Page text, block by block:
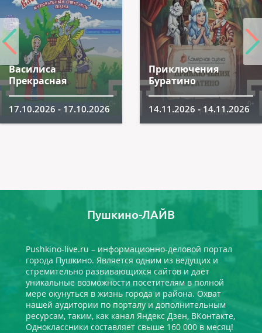
Василиса
Прекрасная
17.10.2026 - 17.10.2026
Приключения
Буратино
14.11.2026 - 14.11.2026
Пушкино-ЛАЙВ
Pushkino-live.ru – информационно-деловой портал
города Пушкино. Является одним из ведущих и
стремительно развивающихся сайтов и даёт
уникальные возможности посетителям в полной
мере окунуться в жизнь города и района. Охват
нашей аудитории по порталу и дополнительным
ресурсам, таким, как канал Яндекс Дзен, ВКонтакте,
Одноклассники составляет свыше 160 000 в месяц!